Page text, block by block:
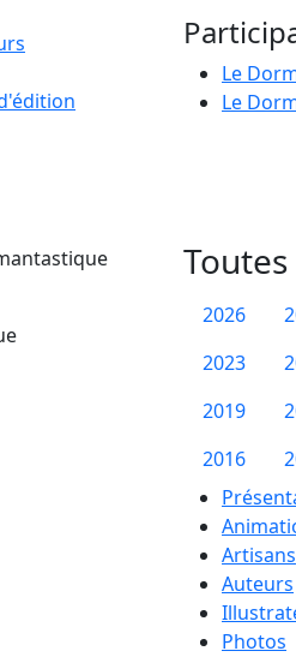
Le
Le
2026
2023
2019
2016
Artisans
Auteurs
Photos